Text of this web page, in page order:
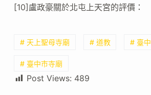
[10]盧政豪關於北屯上天宮的評價：
# 天上聖母寺廟 # 道教 # 臺
# 臺中市寺廟
Post Views: 489